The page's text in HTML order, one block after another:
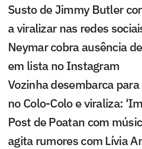
Susto de Jimmy Butler
a viralizar nas redes
Neymar cobra ausência
em lista no Instagram
Vozinha desembarca
no Colo-Colo e viraliza:
Post de Poatan com
agita rumores com Lívia